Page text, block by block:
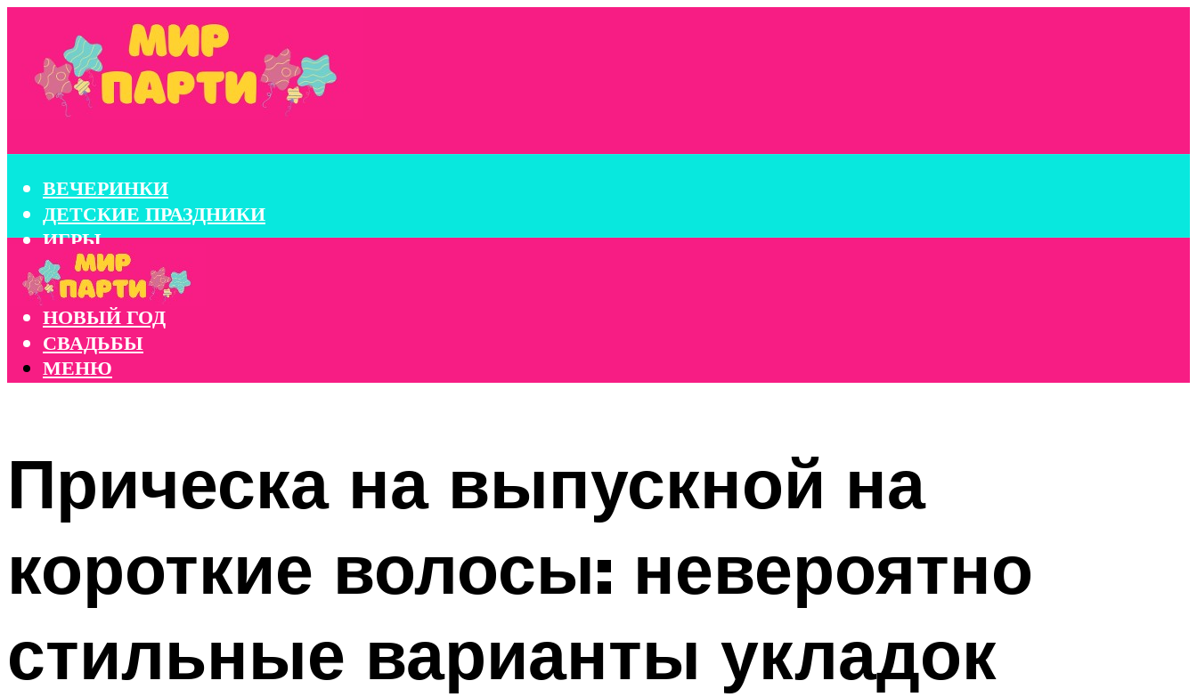
ВЕЧЕРИНКИ
ДЕТСКИЕ ПРАЗДНИКИ
ИГРЫ
КОНКУРСЫ
КОРПОРАТИВЫ
НОВЫЙ ГОД
СВАДЬБЫ
МЕНЮ
Прическа на выпускной на
короткие волосы: невероятно
стильные варианты укладок